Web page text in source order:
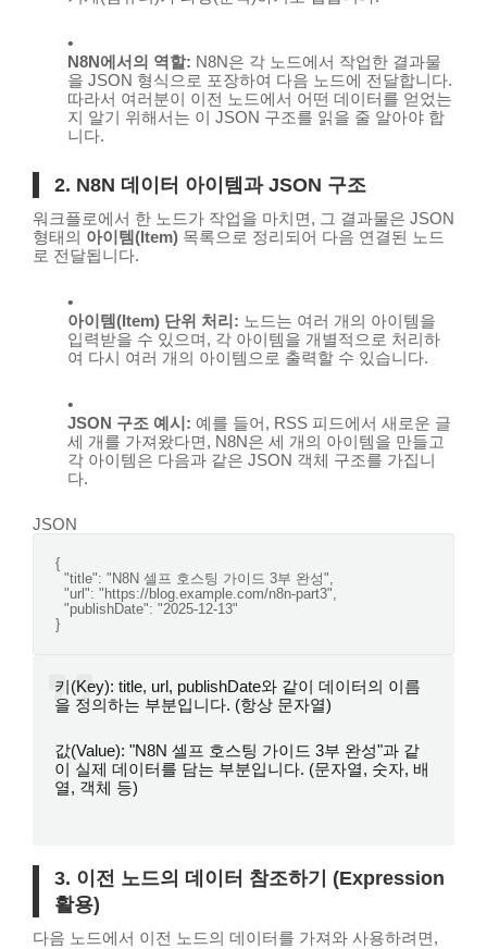
N8N에서의 역할: N8N은 각 노드에서 작업한 결과물
을 JSON 형식으로 포장하여 다음 노드에 전달합니다.
따라서 여러분이 이전 노드에서 어떤 데이터를 얻었는
지 알기 위해서는 이 JSON 구조를 읽을 줄 알아야 합
니다.
2. N8N 데이터 아이템과 JSON 구조
워크플로에서 한 노드가 작업을 마치면, 그 결과물은 JSON
형태의 아이템(Item) 목록으로 정리되어 다음 연결된 노드
로 전달됩니다.
아이템(Item) 단위 처리: 노드는 여러 개의 아이템을
입력받을 수 있으며, 각 아이템을 개별적으로 처리하
여 다시 여러 개의 아이템으로 출력할 수 있습니다.
JSON 구조 예시: 예를 들어, RSS 피드에서 새로운 글
세 개를 가져왔다면, N8N은 세 개의 아이템을 만들고
각 아이템은 다음과 같은 JSON 객체 구조를 가집니
다.
JSON
{
"title": "N8N 셀프 호스팅 가이드 3부 완성"
"url": "https://blog.example.com/n8n-part3"
"publishDate": "2025-12-13"
키(Key): title, url, publishDate와 같이 데이터의 이름
을 정의하는 부분입니다. (항상 문자열)
값(Value): "N8N 셀프 호스팅 가이드 3부 완성"과 같
이 실제 데이터를 담는 부분입니다. (문자열, 숫자, 배
열, 객체 등)
3. 이전 노드의 데이터 참조하기 (Expression
활용)
다음 노드에서 이전 노드의 데이터를 가져와 사용하려면,